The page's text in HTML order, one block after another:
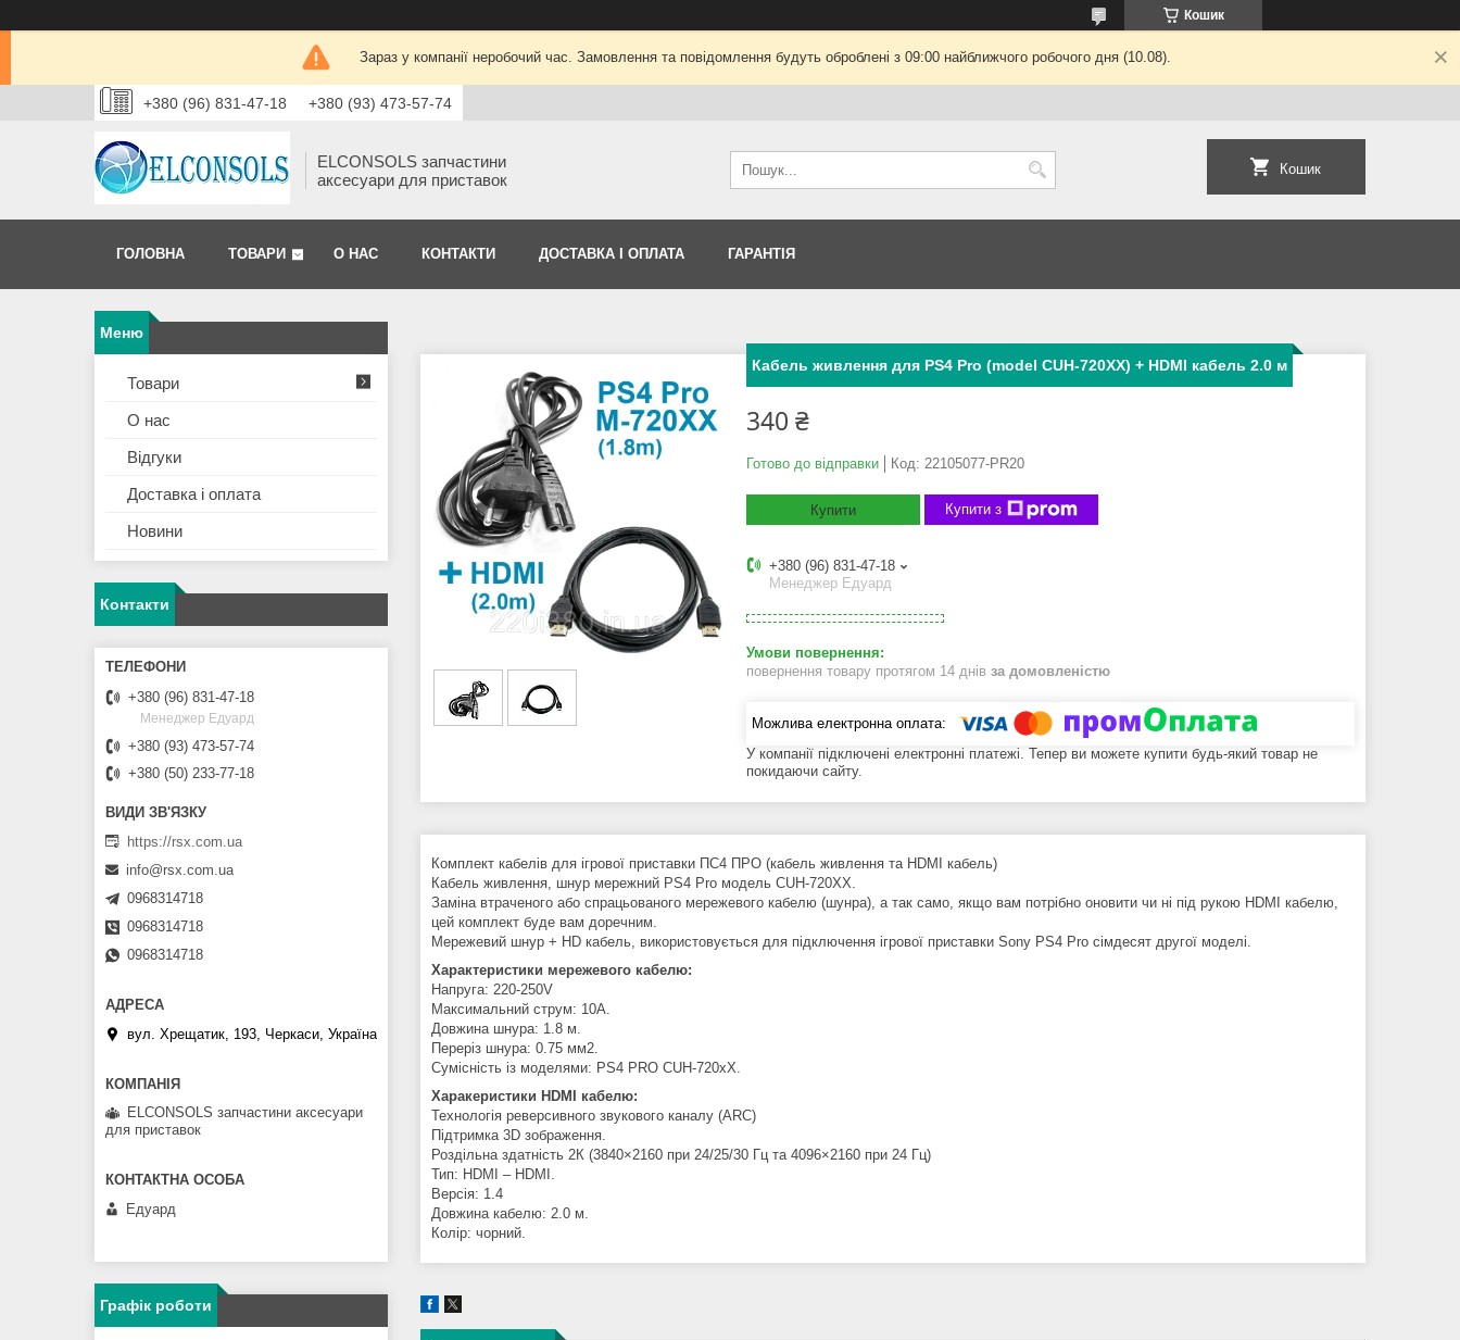
Кошик
Зараз у компанії неробочий час. Замовлення та повідомлення будуть оброблені з 09:00 найближчого робочого дня (10.08).
+380 (96) 831-47-18 +380 (93) 473-57-74
ELCONSOLS запчастини
аксесуари для приставок
Кошик
ГОЛОВНА ТОВАРИ О НАС КОНТАКТИ ДОСТАВКА І ОПЛАТА ГАРАНТІЯ
Кабель живлення для PS4 Pro (model CUH-720XX) + HDMI кабель 2.0 м
340 ₴
Готово до відправки Код: 22105077-PR20
Купити Купити з
+380 (96) 831-47-18
Менеджер Едуард
повернення товару протягом 14 днів за домовленістю
У компанії підключені електронні платежі. Тепер ви можете купити будь-який товар не
покидаючи сайту.
Комплект кабелів для ігрової приставки ПС4 ПРО (кабель живлення та HDMI кабель)
Кабель живлення, шнур мережний PS4 Pro модель CUH-720XX.
Заміна втраченого або спрацьованого мережевого кабелю (шунра), а так само, якщо вам потрібно оновити чи ні під рукою HDMI кабелю,
цей комплект буде вам доречним.
Мережевий шнур + HD кабель, використовується для підключення ігрової приставки Sony PS4 Pro сімдесят другої моделі.
Характеристики мережевого кабелю:
Напруга: 220-250V
Максимальний струм: 10А.
Довжина шнура: 1.8 м.
Переріз шнура: 0.75 мм2.
Сумісність із моделями: PS4 PRO CUH-720xX.
Харакеристики HDMI кабелю:
Технологія реверсивного звукового каналу (ARC)
Підтримка 3D зображення.
Роздільна здатність 2К (3840×2160 при 24/25/30 Гц та 4096×2160 при 24 Гц)
Тип: HDMI – HDMI.
Версія: 1.4
Довжина кабелю: 2.0 м.
Колір: чорний.
Товари
О нас
Відгуки
Доставка і оплата
Новини
Контакти
+380 (96) 831-47-18
Менеджер Едуард
+380 (93) 473-57-74
+380 (50) 233-77-18
https://rsx.com.ua
info@rsx.com.ua
0968314718
0968314718
0968314718
вул. Хрещатик, 193, Черкаси, Україна
ELCONSOLS запчастини аксесуари
для приставок
Едуард
Графік роботи